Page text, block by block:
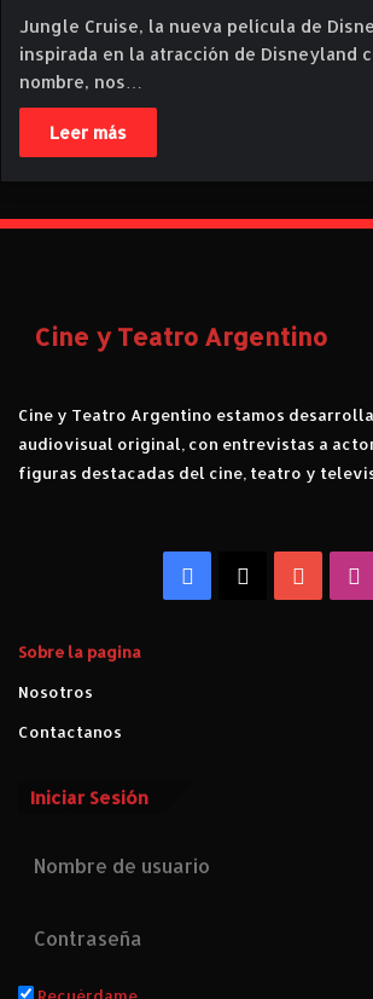
Jungle Cruise, la nueva película de
inspirada en la atracción de Disneyland
nombre, nos…
Leer más
Cine y Teatro Argentino
Cine y Teatro Argentino estamos
audiovisual original, con entrevistas a
figuras destacadas del cine, teatro y
Facebook
Sobre la pagina
Nosotros
Contactanos
Iniciar Sesión